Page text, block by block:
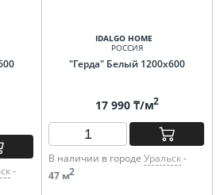
-
IDALGO HOME
РОССИЯ
"Герда" Белый 1200х600
17 990 ₸/м2
В наличии в городе Уральск-
47 м2